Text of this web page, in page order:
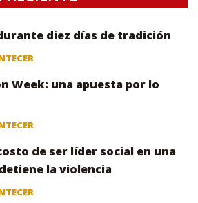
diez días de tradición
Week: una apuesta por lo
de ser líder social en una
la violencia